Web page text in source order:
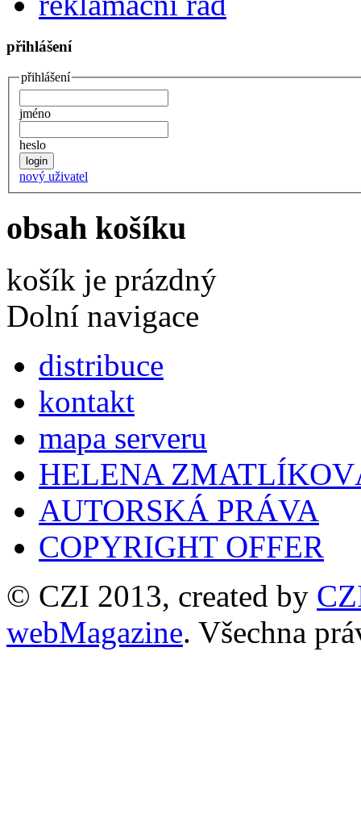
přihlášení
přihlášení
jméno
heslo
nový uživatel
obsah košíku
košík je prázdný
Dolní navigace
distribuce
kontakt
mapa serveru
HELENA
AUTORSKÁ PRÁVA
COPYRIGHT OFFER
© CZI 2013, created by
webMagazine. Všechna